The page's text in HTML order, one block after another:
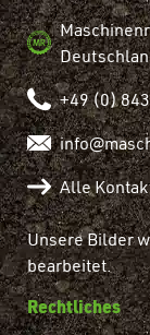
+49 (0)
Alle
Unsere Bilder
bearbeitet.
Rechtliches